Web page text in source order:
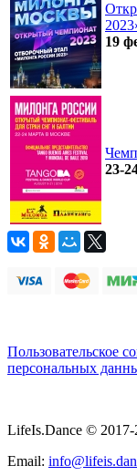
19
23-
Пользовательское
персональных
LifeIs.Dance © 2017-
Email: